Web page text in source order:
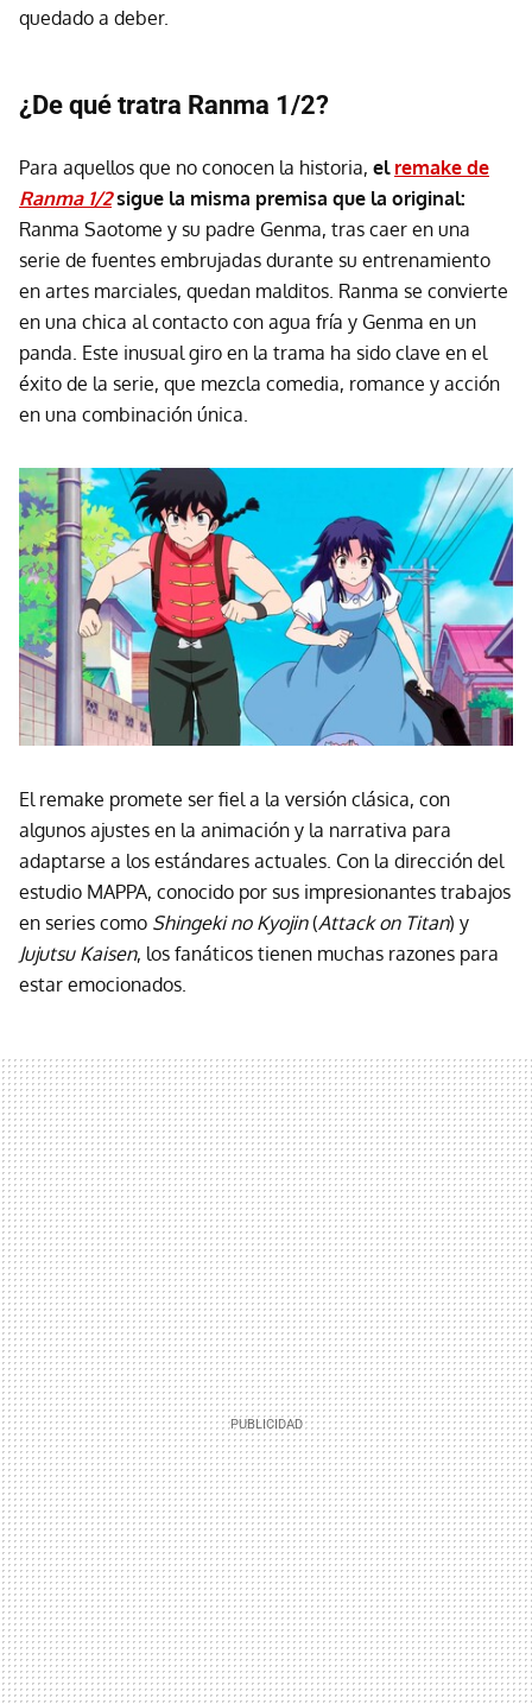
quedado a deber.
¿De qué tratra Ranma 1/2?
Para aquellos que no conocen la historia, el remake de
Ranma 1/2sigue la misma premisa que la original:
Ranma Saotome y su padre Genma, tras caer en una
serie de fuentes embrujadas durante su entrenamiento
en artes marciales, quedan malditos. Ranma se convierte
en una chica al contacto con agua fría y Genma en un
panda. Este inusual giro en la trama ha sido clave en el
éxito de la serie, que mezcla comedia, romance y acción
en una combinación única.
El remake promete ser fiel a la versión clásica, con
algunos ajustes en la animación y la narrativa para
adaptarse a los estándares actuales. Con la dirección del
estudio MAPPA, conocido por sus impresionantes trabajos
en series como Shingeki no Kyojin(Attack on Titan) y
Jujutsu Kaisen, los fanáticos tienen muchas razones para
estar emocionados.